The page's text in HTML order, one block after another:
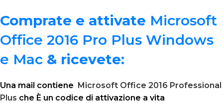
Comprate e attivate Microsoft
Office 2016 Pro Plus Windows
e Mac & ricevete:
Una mail contiene Microsoft Office 2016 Professional
Plus che È un codice di attivazione a vita